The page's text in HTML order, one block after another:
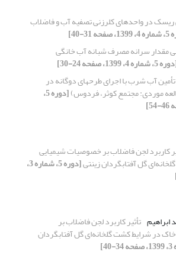
ریسک در واحدهای کلرزنی تصفیه آب و فاضلاب
40]
مقدار سرانه مصرف شبانه آب خانگی
شماره 4، 1399، صفحه 24-30]
نحوه‌ تأمین آب شرب با اجرای طرح‎های دوگانه در
موردی: مجتمع کوثر، فردوس) [دوره 5،
کاربرد لجن فاضلاب بر خصوصیات شیمیایی
گل آفتابگردان زینتی [دوره 5، شماره 3،
تأثیر کاربرد لجن فاضلاب بر
در شرایط کشت گلخانه‌ای گل آفتابگردان